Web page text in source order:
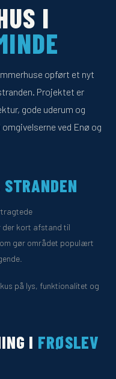
I
opført et nyt
Projektet er
gode uderum og
ved Enø og
der kort afstand til
gør området populært
på lys, funktionalitet og
I FRØSLEV